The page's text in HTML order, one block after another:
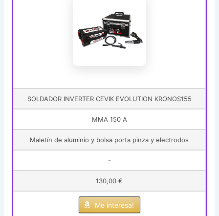
SOLDADOR INVERTER CEVIK EVOLUTION KRONOS155
MMA 150 A
Maletín de aluminio y bolsa porta pinza y electrodos
-
130,00 €
Me interesa!